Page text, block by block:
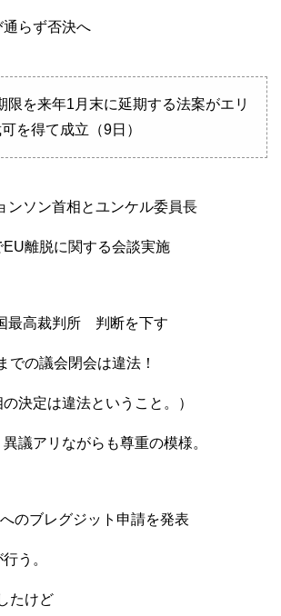
通らず否決へ
限を来年1月末に延期する法案がエリ
を得て成立（9日）
ソン首相とユンケル委員長
離脱に関する会談実施
高裁判所 判断を下す
での議会閉会は違法！
の決定は違法ということ。）
議アリながらも尊重の模様。
ブレグジット申請を発表
う。
たけど